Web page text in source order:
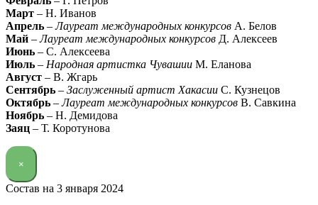
Март – Н. Иванов
Апрель –Лауреат международных конкурсов А. Белов
Май –Лауреат международных конкурсов Д. Алексеев
Июнь – С. Алексеева
Июль – Народная артистка Чувашии М. Еланова
Август – В. Жгарь
Сентябрь – Заслуженный артист Хакасии С. Кузнецов
Октябрь –Лауреат международных конкурсов В. Савкина
Ноябрь – Н. Демидова
Заяц – Т. Коротунова
×
Состав на 3 января 2024